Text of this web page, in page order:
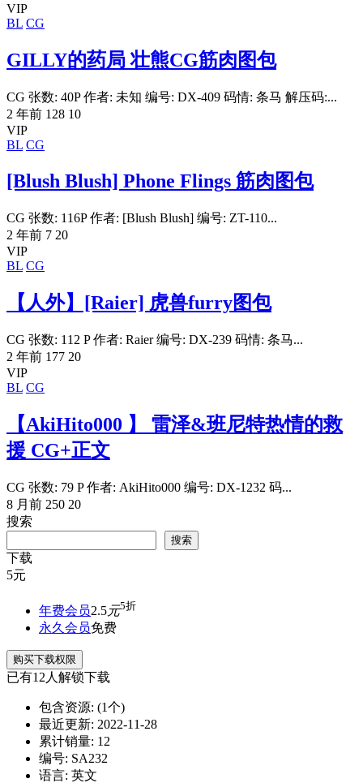
VIP
BL CG
GILLY的药局 壮熊CG筋肉图包
CG 张数: 40P 作者: 未知 编号: DX-409 码情: 条马 解压码:...
2 年前 128 10
VIP
BL CG
[Blush Blush] Phone Flings 筋肉图包
CG 张数: 116P 作者: [Blush Blush] 编号: ZT-110...
2 年前 7 20
VIP
BL CG
【人外】[Raier] 虎兽furry图包
CG 张数: 112 P 作者: Raier 编号: DX-239 码情: 条马...
2 年前 177 20
VIP
BL CG
【AkiHito000 】 雷泽&班尼特热情的救
援 CG+正文
CG 张数: 79 P 作者: AkiHito000 编号: DX-1232 码...
8 月前 250 20
搜索
搜索
下载
5元
年费会员2.5元5折
永久会员免费
购买下载权限
已有12 人解锁下载
包含资源: (1个)
最近更新: 2022-11-28
累计销量: 12
编号: SA232
语言: 英文